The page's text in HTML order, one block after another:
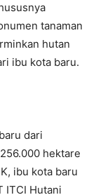
tanaman
hutan
ibu kota baru.
dari
hektare
ibu kota baru
ITCI Hutani